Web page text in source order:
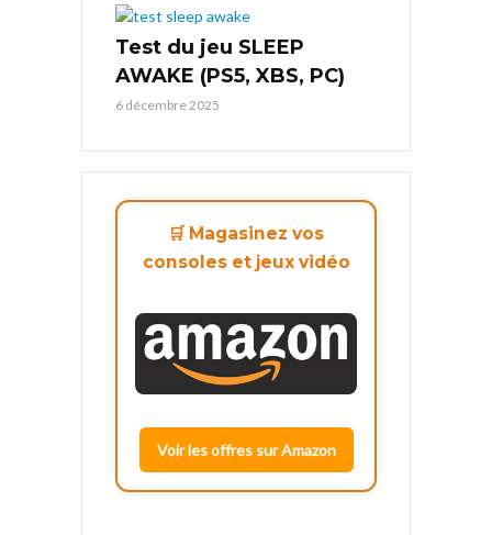
Test du jeu SLEEP
AWAKE (PS5, XBS, PC)
6 décembre 2025
🛒 Magasinez vos
consoles et jeux vidéo
Voir les offres sur Amazon